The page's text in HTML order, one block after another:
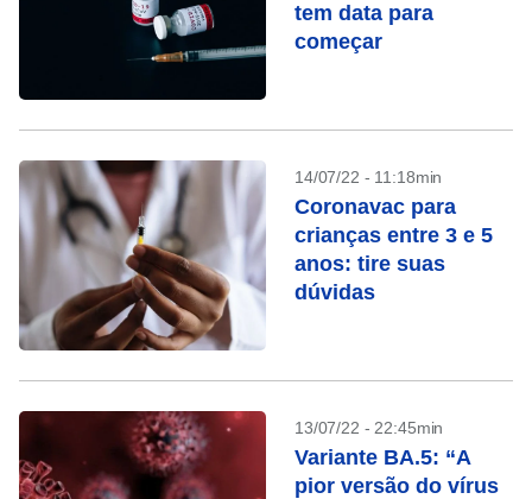
tem data para
começar
14/07/22 - 11:18min
Coronavac para
crianças entre 3 e 5
anos: tire suas
dúvidas
13/07/22 - 22:45min
Variante BA.5: “A
pior versão do vírus